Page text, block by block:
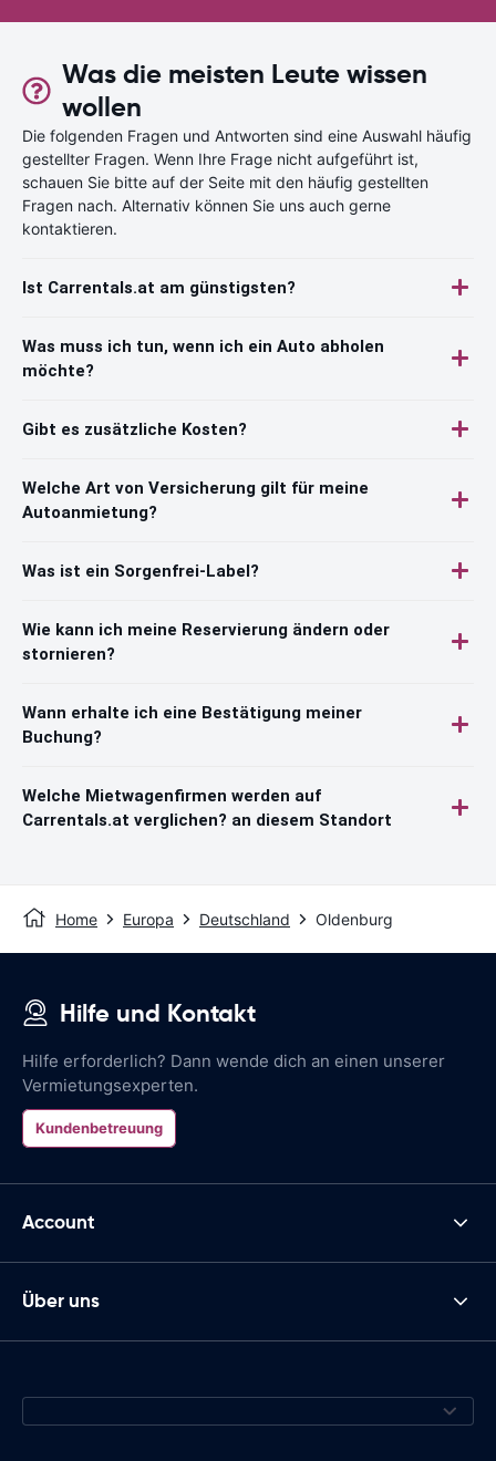
Was die meisten Leute wissen
wollen
Die folgenden Fragen und Antworten sind eine Auswahl häufig
gestellter Fragen. Wenn Ihre Frage nicht aufgeführt ist,
schauen Sie bitte auf der Seite mit den häufig gestellten
Fragen nach. Alternativ können Sie uns auch gerne
kontaktieren.
Ist Carrentals.at am günstigsten?
Was muss ich tun, wenn ich ein Auto abholen
möchte?
Gibt es zusätzliche Kosten?
Welche Art von Versicherung gilt für meine
Autoanmietung?
Was ist ein Sorgenfrei-Label?
Wie kann ich meine Reservierung ändern oder
stornieren?
Wann erhalte ich eine Bestätigung meiner
Buchung?
Welche Mietwagenfirmen werden auf
Carrentals.at verglichen? an diesem Standort
Home Europa Deutschland Oldenburg
Hilfe und Kontakt
Hilfe erforderlich? Dann wende dich an einen unserer
Vermietungsexperten.
Kundenbetreuung
Account
Über uns